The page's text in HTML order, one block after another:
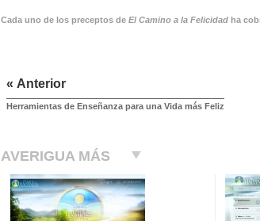
Cada uno de los preceptos de El Camino a la Felicidad ha
« Anterior
Herramientas de Enseñanza para una Vida más Feliz
AVERIGUA MÁS